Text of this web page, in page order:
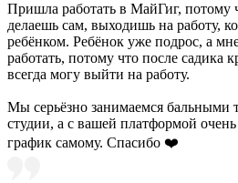
Пришла работать в МайГиг, потому
делаешь сам, выходишь на работу,
ребёнком. Ребёнок уже подрос, а
работать, потому что после садика
всегда могу выйти на работу.
Мы серьёзно занимаемся бальными
студии, а с вашей платформой
график самому. Спасибо ❤️